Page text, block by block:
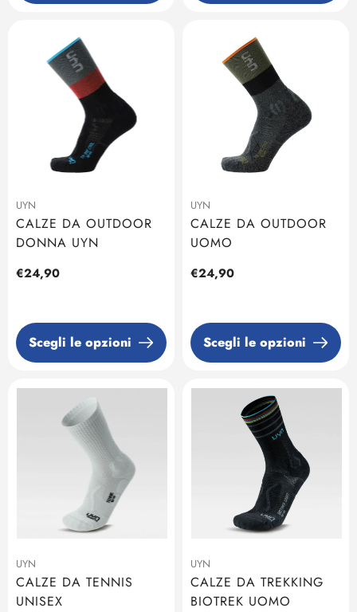
UYN
CALZE DA OUTDOOR
DONNA UYN
Prezzo
€24,90
Scegli le opzioni
UYN
CALZE DA OUTDOOR
UOMO
Prezzo
€24,90
Scegli le opzioni
UYN
CALZE DA TENNIS
UNISEX
UYN
CALZE DA TREKKING
BIOTREK UOMO